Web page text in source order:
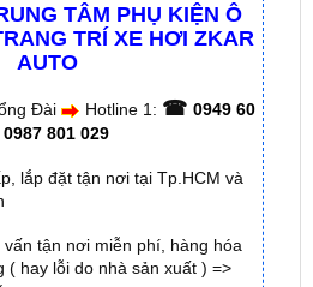
Đài Hotline 1:☎ 0949 60
0987 801 029
lắp đặt tận nơi tại Tp.HCM và
vấn tận nơi miễn phí, hàng hóa
hay lỗi do nhà sản xuất ) =>
việc kỹ thuật gắn tại nhà từ:8h